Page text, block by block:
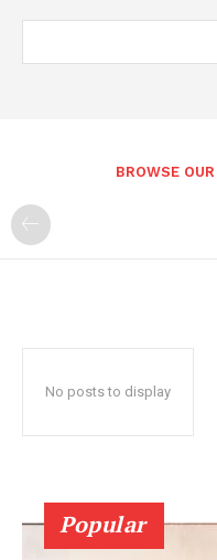
BROWSE
No posts to display
Popular